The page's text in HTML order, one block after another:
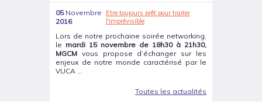
05 Novembre
2016
Etre toujours prêt pour traiter
l'imprévisible
Lors de notre prochaine soirée networking,
le mardi 15 novembre de 18h30 à 21h30,
MGCM vous propose d’échanger sur les
enjeux de notre monde caractérisé par le
VUCA ...
Toutes les actualités